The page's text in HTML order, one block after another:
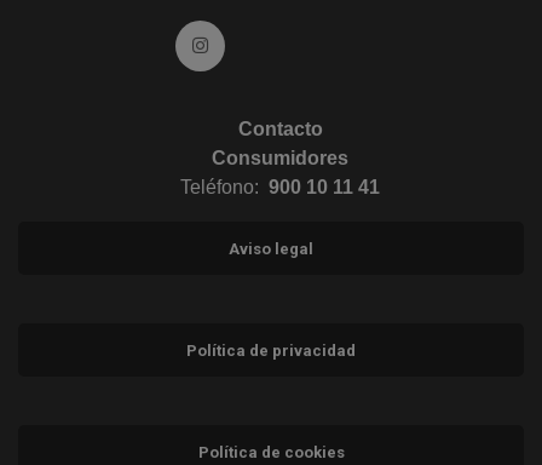
Ir a Instagram (abre en ventana nueva)
Contacto
Consumidores
Teléfono: 900 10 11 41
Aviso legal
Política de privacidad
Política de cookies